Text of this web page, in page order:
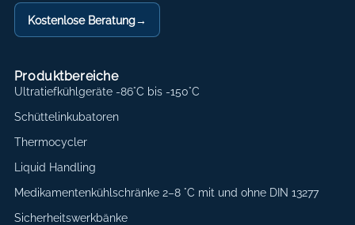
Kostenlose Beratung→
Produktbereiche
Ultratiefkühlgeräte -86°C bis -150°C
Schüttelinkubatoren
Thermocycler
Liquid Handling
Medikamentenkühlschränke 2–8 °C mit und ohne DIN 13277
Sicherheitswerkbänke